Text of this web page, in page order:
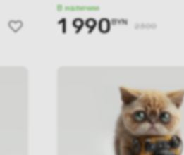
12GB/128GB (серый)
В наличии
1 990BYN 2300